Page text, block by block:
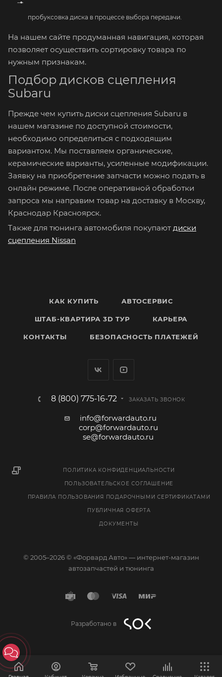
пробуксовка диска в процессе выбора передачи.
На нашем сайте продуманная навигация, которая
позволяет осуществить сортировку товара по
нужным признакам.
Подбор дисков сцепления
Subaru
Прежде чем купить диски сцепления Subaru в
нашем магазине по доступной стоимости,
необходимо определиться с подходящим
вариантом. Мы поставляем органические,
керамические варианты, усиленные модификации.
Заявку на приобретение запчасти можно подать в
онлайн режиме. После оперативной обработки
запроса мы направим товар на доставку в Москву,
Краснодар Красноярск.
Также для тюнинга автомобиля покупают диски
сцепления Nissan
КАК КУПИТЬ АВТОСЕРВИС
ШТАБ-КВАРТИРА 3D ТУР КАРЬЕРА
КОНТАКТЫ БЕЗОПАСНОСТЬ ПЛАТЕЖЕЙ
8 (800) 775-16-72 ЗАКАЗАТЬ ЗВОНОК
info@forwardauto.ru
corp@forwardauto.ru
se@forwardauto.ru
ПОЛИТИКА КОНФИДЕНЦИАЛЬНОСТИ
ПОЛЬЗОВАТЕЛЬСКОЕ СОГЛАШЕНИЕ
ПРАВИЛА ПОЛЬЗОВАНИЯ ПОДАРОЧНЫМИ СЕРТИФИКАТАМИ
ПУБЛИЧНАЯ ОФЕРТА
ДОКУМЕНТЫ
© 2005–2026 © «Форвард Авто» — интернет-магазин
автозапчастей и тюнинга
Разработано в